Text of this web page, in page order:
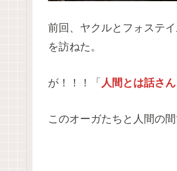
前回、ヤクルとフォステ
を訪ねた。
が！！！「 人間とは話さん
このオーガたちと人間の